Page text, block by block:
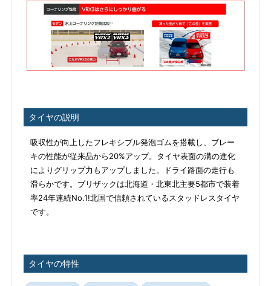
タイヤの説明
吸収性が向上したフレキシブル発泡ゴムを搭載し、ブレー
キの性能が従来品から20%アップ。タイヤ表面の溝の進化
によりグリップ力もアップしました。ドライ路面の走行も
滑らかです。ブリザックは北海道・北東北主要5都市で装着
率24年連続No.1!北国で信頼されているスタッドレスタイヤ
です。
タイヤの特性